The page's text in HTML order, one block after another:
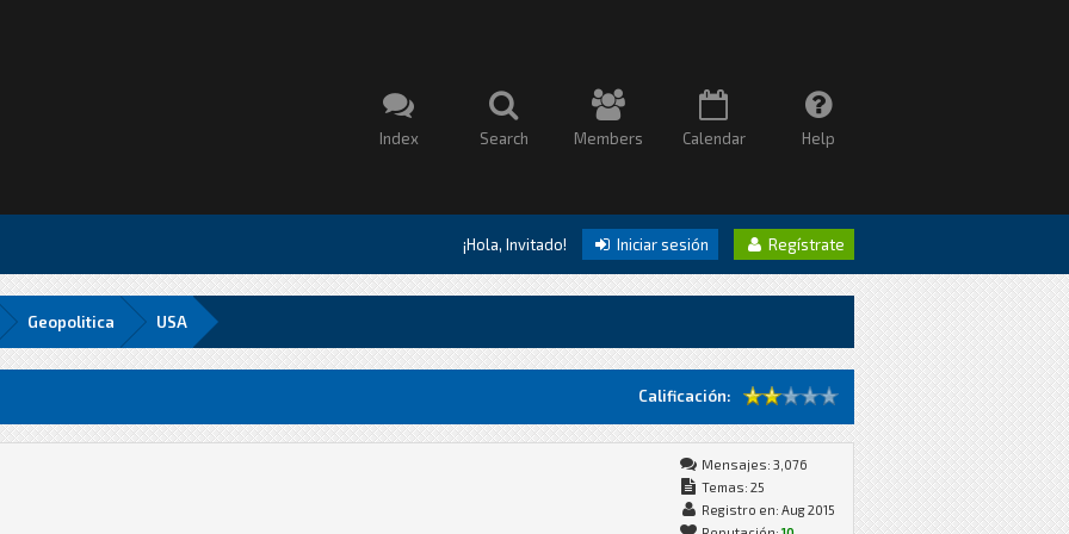
Index Search Members Calendar Help
¡Hola, Invitado! Iniciar sesión Regístrate
Geopolitica USA
Calificación:
Mensajes: 3,076
Temas: 25
Registro en: Aug 2015